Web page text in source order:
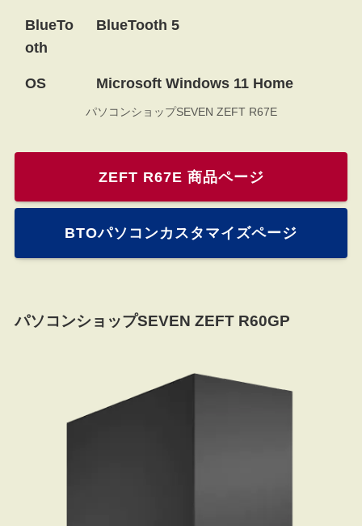
BlueTo
oth
BlueTooth 5
OS Microsoft Windows 11 Home
パソコンショップSEVEN ZEFT R67E
ZEFT R67E 商品ページ
BTOパソコンカスタマイズページ
パソコンショップSEVEN ZEFT R60GP